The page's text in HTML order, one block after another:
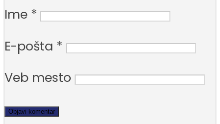
Ime *
E-pošta *
Veb mesto